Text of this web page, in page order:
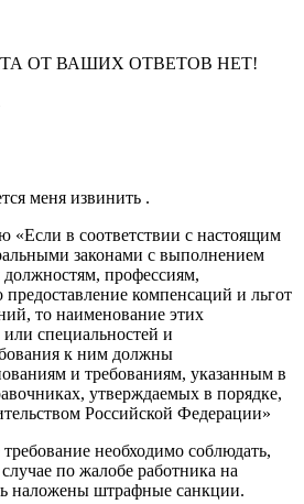
ОТ ВАШИХ ОТВЕТОВ НЕТ!
меня извинить .
в соответствии с настоящим
законами с выполнением
профессиям,
предоставление компенсаций и льгот
то наименование этих
специальностей и
к ним должны
и требованиям, указанным в
утверждаемых в порядке,
Российской Федерации»
необходимо соблюдать,
по жалобе работника на
наложены штрафные санкции.